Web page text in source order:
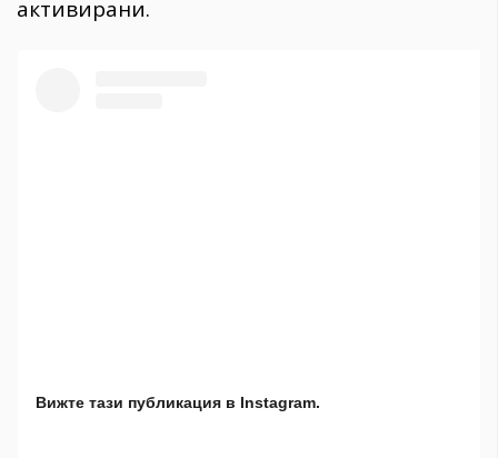
активирани.
Вижте тази публикация в Instagram.